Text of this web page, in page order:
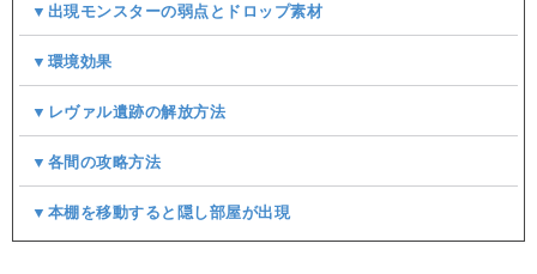
▼出現モンスターの弱点とドロップ素材
▼環境効果
▼レヴァル遺跡の解放方法
▼各間の攻略方法
▼本棚を移動すると隠し部屋が出現